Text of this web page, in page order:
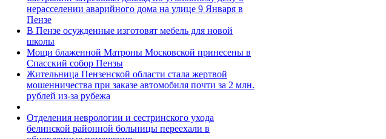
нерасселении аварийного дома на улице 9 Января в
Пензе
В Пензе осужденные изготовят мебель для новой
школы
Мощи блаженной Матроны Московской принесены в
Спасский собор Пензы
Жительница Пензенской области стала жертвой
мошенничества при заказе автомобиля почти за 2 млн.
рублей из-за рубежа
Отделения неврологии и сестринского ухода
белинской районной больницы переехали в